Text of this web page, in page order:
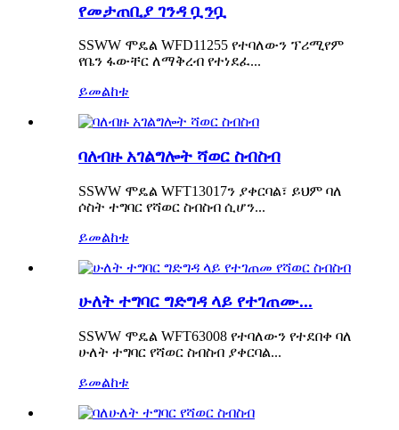
የመታጠቢያ ገንዳ ቧንቧ
SSWW ሞዴል WFD11255 የተባለውን ፕሪሚየም
የቤን ፋውቸር ለማቅረብ የተነደፈ...
ይመልከቱ
ባለብዙ አገልግሎት ሻወር ስብስብ
SSWW ሞዴል WFT13017ን ያቀርባል፣ ይህም ባለ
ሶስት ተግባር የሻወር ስብስብ ሲሆን...
ይመልከቱ
ሁለት ተግባር ግድግዳ ላይ የተገጠሙ...
SSWW ሞዴል WFT63008 የተባለውን የተደበቀ ባለ
ሁለት ተግባር የሻወር ስብስብ ያቀርባል...
ይመልከቱ